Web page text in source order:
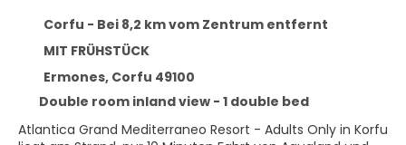
Corfu - Bei 8,2 km vom Zentrum entfernt
MIT FRÜHSTÜCK
Ermones, Corfu 49100
Double room inland view - 1 double bed
Atlantica Grand Mediterraneo Resort - Adults Only in Korfu